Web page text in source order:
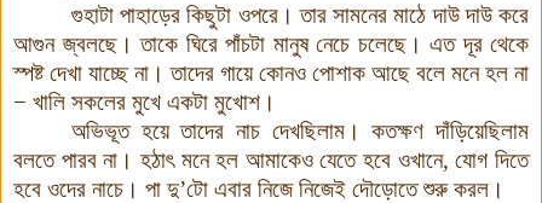
গুহাটা পাহাড়ের কিছুটা ওপরে। তার সামনের মাঠে দাউ দাউ করে
আগুন জ্বলছে। তাকে ঘিরে পাঁচটা মানুষ নেচে চলেছে। এত দূর থেকে
স্পষ্ট দেখা যাচ্ছে না। তাদের গায়ে কোনও পোশাক আছে বলে মনে হল না
− খালি সকলের মুখে একটা মুখোশ।
অভিভূত হয়ে তাদের নাচ দেখছিলাম। কতক্ষণ দাঁড়িয়েছিলাম
বলতে পারব না। হঠাৎ মনে হল আমাকেও যেতে হবে ওখানে, যোগ দিতে
হবে ওদের নাচে। পা দু’টো এবার নিজে নিজেই দৌড়োতে শুরু করল।